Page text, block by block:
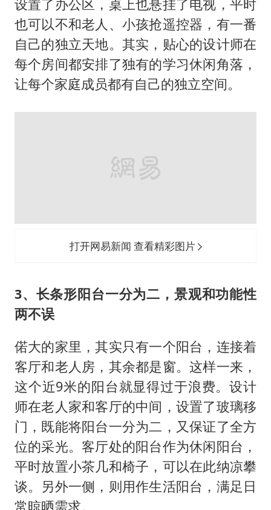
打开网易新闻 查看精彩图片
3、长条形阳台一分为二，景观和功能性
偌大的家里，其实只有一个阳台，连接着
师在老人家和客厅的中间，设置了玻璃移
门，既能将阳台一分为二，又保证了全方
平时放置小茶几和椅子，可以在此纳凉攀
谈。另外一侧，则用作生活阳台，满足日
打开网易新闻 查看精彩图片